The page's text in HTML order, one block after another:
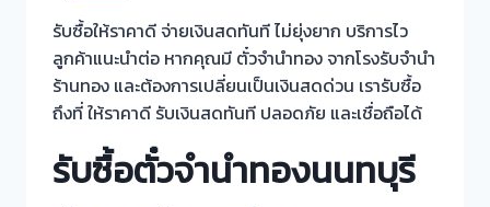
รับซื้อให้ราคาดี จ่ายเงินสดทันที ไม่ยุ่งยาก บริการไว
ลูกค้าแนะนำต่อ หากคุณมี ตั๋วจำนำทอง จากโรงรับจำนำ
ร้านทอง และต้องการเปลี่ยนเป็นเงินสดด่วน เรารับซื้อ
ถึงที่ ให้ราคาดี รับเงินสดทันที ปลอดภัย และเชื่อถือได้
รับซื้อตั๋วจำนำทองนนทบุรี